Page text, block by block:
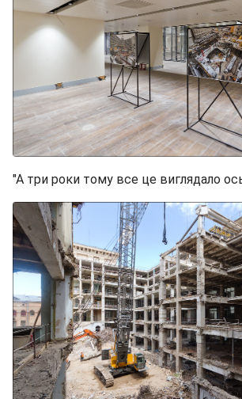
"А три роки тому все це виглядало